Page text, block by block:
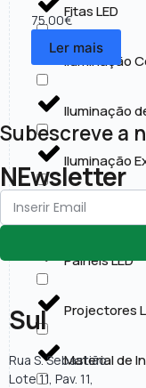
Fitas LED
Iluminação
Iluminação
Iluminação
Lâmpadas LED
Painéis LED
Projectores
Material de
75.00€
Ler mais
Subescreve a
NEwsletter
Sul
Rua S. Sebastião
Lote 11, Pav. 11,